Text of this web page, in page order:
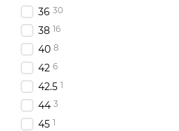
36 30
38 16
40 8
42 6
42.5 1
44 3
45 1